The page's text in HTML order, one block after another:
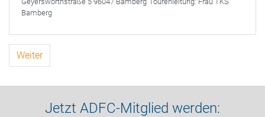
Bamberg
Weiter
Jetzt ADFC-Mitglied werden: